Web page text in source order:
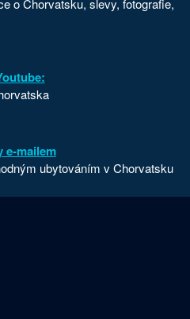
e-mailem
ubytováním v Chorvatsku